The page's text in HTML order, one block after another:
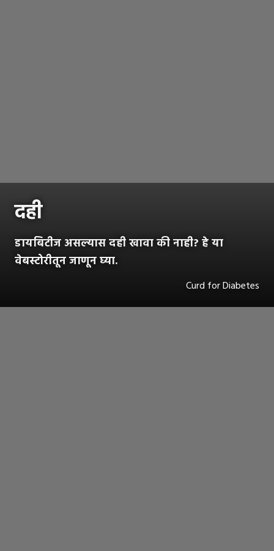
दही
डायबिटीज असल्यास दही खावा की नाही? हे या
वेबस्टोरीतून जाणून घ्या.
Curd for Diabetes